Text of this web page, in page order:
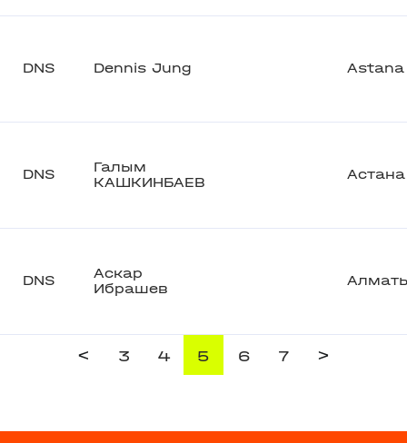
DNS Dennis Jung Astana
DNS
Галым
КАШКИНБАЕВ
Астана
DNS
Аскар
Ибрашев
< 3 4 5 6 7 >